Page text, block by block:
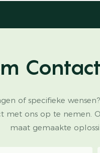
of specifieke
met ons op te nemen.
maat gemaakte